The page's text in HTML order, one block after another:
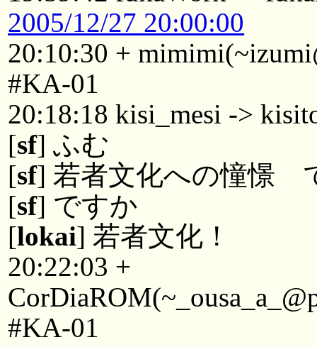
2005/12/27 20:00:00
20:10:30 +
#KA-01
20:18:18 kisi_mesi ->
[sf] ふむ
[sf] 若者文化への憧憬
[sf] ですか
[lokai] 若者文化！
20:22:03 +
#KA-01